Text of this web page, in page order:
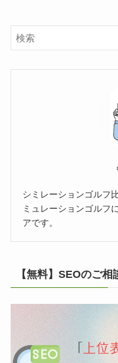
シミレーションゴルフ
ミュレーションゴルフ
アです。
【無料】SEOのご相